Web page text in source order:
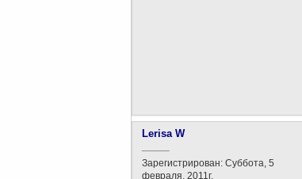
Lerisa W
Зарегистрирован: Суббота, 5
февраля, 2011г.